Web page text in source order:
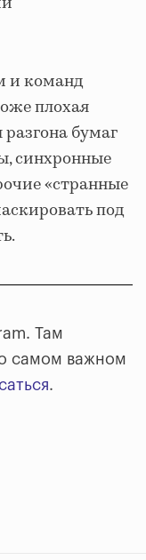
и команд
плохая
бумаг
синхронные
«странные
под
Там
самом важном
.